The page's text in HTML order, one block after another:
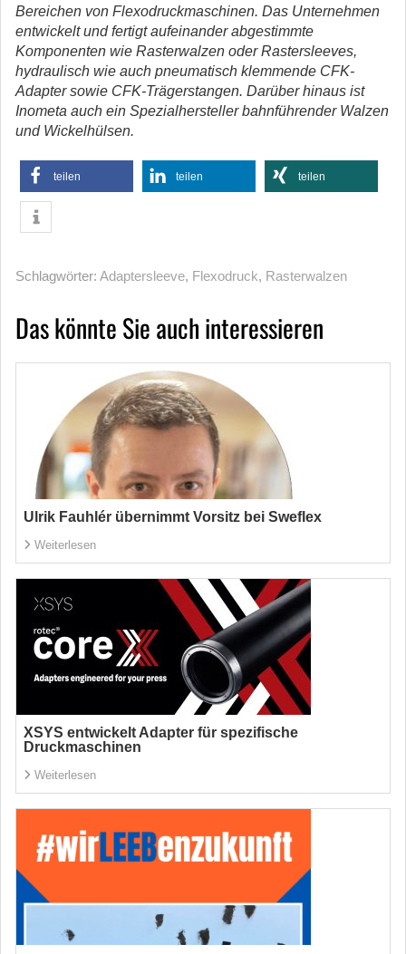
Bereichen von Flexodruckmaschinen. Das Unternehmen
entwickelt und fertigt aufeinander abgestimmte
Komponenten wie Rasterwalzen oder Rastersleeves,
hydraulisch wie auch pneumatisch klemmende CFK-
Adapter sowie CFK-Trägerstangen. Darüber hinaus ist
Inometa auch ein Spezialhersteller bahnführender Walzen
und Wickelhülsen.
teilen teilen teilen
Schlagwörter: Adaptersleeve, Flexodruck, Rasterwalzen
Das könnte Sie auch interessieren
Ulrik Fauhlér übernimmt Vorsitz bei Sweflex
Weiterlesen
XSYS entwickelt Adapter für spezifische
Druckmaschinen
Weiterlesen